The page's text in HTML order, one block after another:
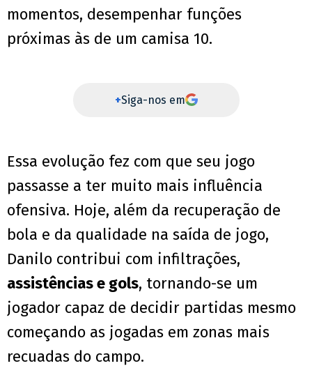
momentos, desempenhar funções
próximas às de um camisa 10.
+Siga-nos em
Essa evolução fez com que seu jogo
passasse a ter muito mais influência
ofensiva. Hoje, além da recuperação de
bola e da qualidade na saída de jogo,
Danilo contribui com infiltrações,
assistências e gols, tornando-se um
jogador capaz de decidir partidas mesmo
começando as jogadas em zonas mais
recuadas do campo.